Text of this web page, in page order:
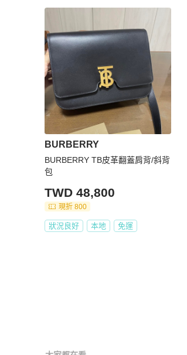
BURBERRY
BURBERRY TB皮革翻蓋肩背/斜背
包
TWD 48,800
現折 800
狀況良好 本地 免運